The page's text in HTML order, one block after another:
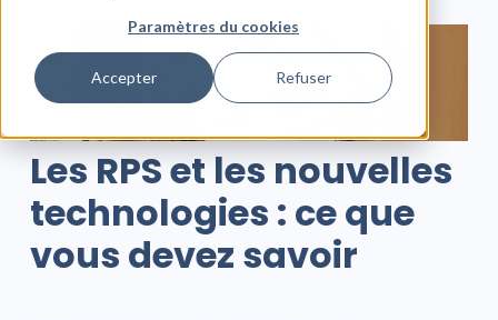
Paramètres du cookies
Accepter Refuser
Les RPS et les nouvelles
technologies : ce que
vous devez savoir